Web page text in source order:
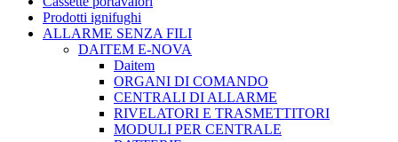
Prodotti ignifughi
ALLARME SENZA FILI
DAITEM E-NOVA
Daitem
ORGANI DI COMANDO
CENTRALI DI ALLARME
RIVELATORI E TRASMETTITORI
MODULI PER CENTRALE